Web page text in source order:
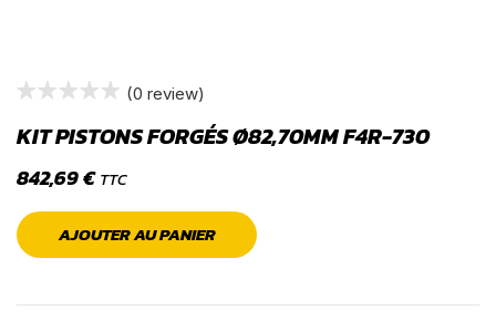
(0 review)
KIT PISTONS FORGÉS Ø82,70MM F4R-730
842,69€ TTC
AJOUTER AU PANIER